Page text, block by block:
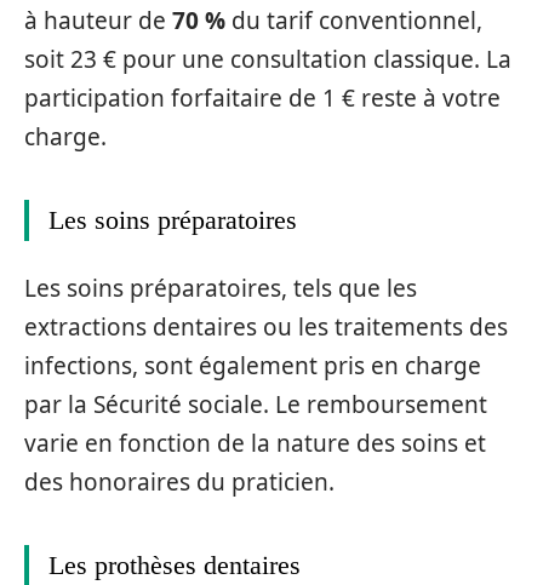
à hauteur de 70 % du tarif conventionnel,
soit 23 € pour une consultation classique. La
participation forfaitaire de 1 € reste à votre
charge.
Les soins préparatoires
Les soins préparatoires, tels que les
extractions dentaires ou les traitements des
infections, sont également pris en charge
par la Sécurité sociale. Le remboursement
varie en fonction de la nature des soins et
des honoraires du praticien.
Les prothèses dentaires